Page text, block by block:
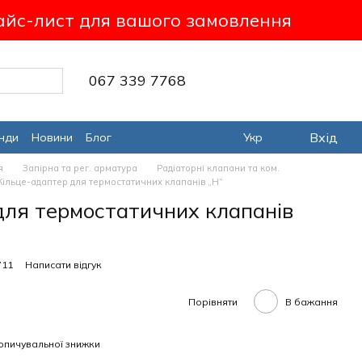
лист для вашого замовлення
067 339 7768
Новини
Блог
Укр Вхід
Запірна та рег. арматура
Радіаторні клапани та ком.
адаптер для термостатичних клапанів „H“
термостатичних клапанів
Написати відгук
Порівняти В бажання
знижки